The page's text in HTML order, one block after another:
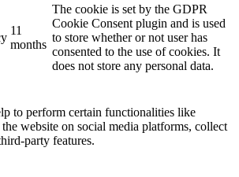
11
months
The cookie is set by the GDPR
Cookie Consent plugin and is used
to store whether or not user has
consented to the use of cookies. It
does not store any personal data.
to perform certain functionalities like
website on social media platforms, collect
party features.